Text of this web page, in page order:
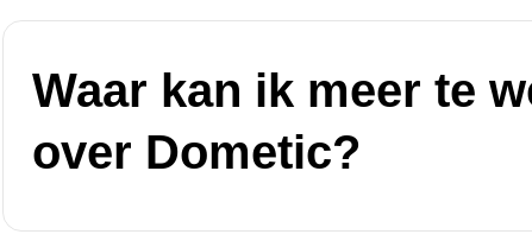
Waar kan ik meer te
over Dometic?